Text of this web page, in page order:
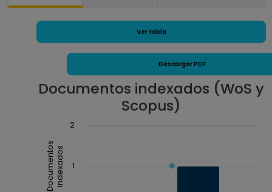
Ver tabla
Descargar PDF
Documentos indexados (WoS y
Scopus)
Chart
Combination chart with 3 data series.
The chart has 1 X axis displaying Año.
The chart has 1 Y axis displaying Documentos
Documentosindexados 1
2